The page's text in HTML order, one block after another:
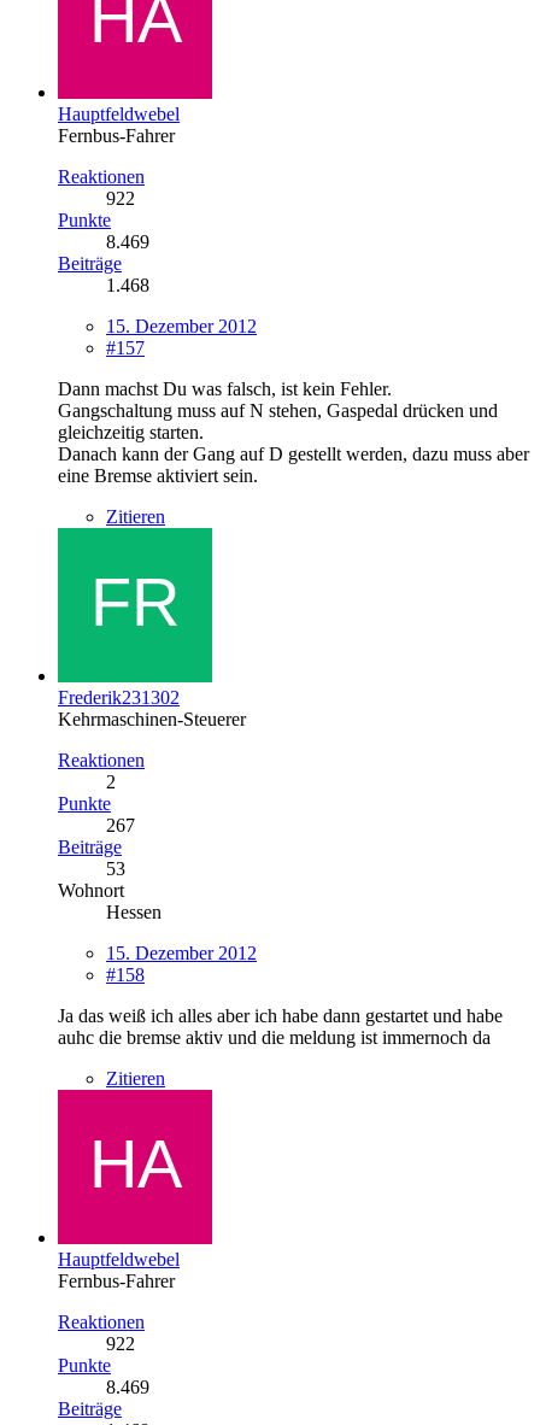
Hauptfeldwebel
Fernbus-Fahrer
Reaktionen
922
Punkte
8.469
Beiträge
1.468
15. Dezember 2012
#157
Dann machst Du was falsch, ist kein Fehler.
Gangschaltung muss auf N stehen, Gaspedal drücken und
gleichzeitig starten.
Danach kann der Gang auf D gestellt werden, dazu muss aber
eine Bremse aktiviert sein.
Zitieren
Frederik231302
Kehrmaschinen-Steuerer
Reaktionen
2
Punkte
267
Beiträge
53
Wohnort
Hessen
15. Dezember 2012
#158
Ja das weiß ich alles aber ich habe dann gestartet und habe
auhc die bremse aktiv und die meldung ist immernoch da
Zitieren
Hauptfeldwebel
Fernbus-Fahrer
Reaktionen
922
Punkte
8.469
Beiträge